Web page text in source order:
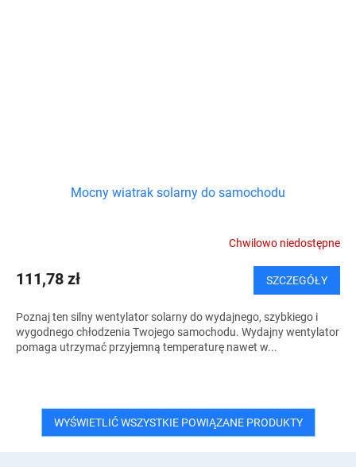
Mocny wiatrak solarny do samochodu
Chwilowo niedostępne
111,78 zł SZCZEGÓŁY
Poznaj ten silny wentylator solarny do wydajnego, szybkiego i
wygodnego chłodzenia Twojego samochodu. Wydajny wentylator
pomaga utrzymać przyjemną temperaturę nawet w...
WYŚWIETLIĆ WSZYSTKIE POWIĄZANE PRODUKTY